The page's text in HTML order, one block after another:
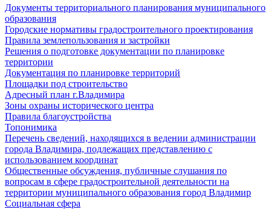
Документы территориального планирования муниципального
образования
Городские нормативы градостроительного проектирования
Правила землепользования и застройки
Решения о подготовке документации по планировке
территории
Документация по планировке территорий
Площадки под строительство
Адресный план г.Владимира
Зоны охраны исторического центра
Правила благоустройства
Топонимика
Перечень сведений, находящихся в ведении администрации
города Владимира, подлежащих представлению с
использованием координат
Общественные обсуждения, публичные слушания по
вопросам в сфере градостроительной деятельности на
территории муниципального образования город Владимир
Социальная сфера